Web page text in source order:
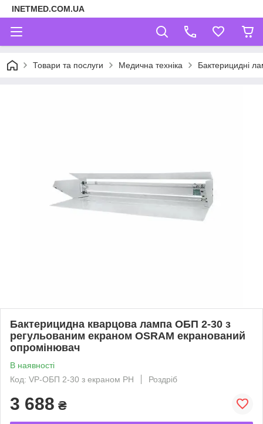
INETMED.COM.UA
Товари та послуги Медична техніка Бактерицидні
Бактерицидна кварцова лампа ОБП 2-30 з
регульованим екраном OSRAM екранований
опромінювач
В наявності
Код: VP-ОБП 2-30 з екраном PH
Роздріб
3 688 ₴